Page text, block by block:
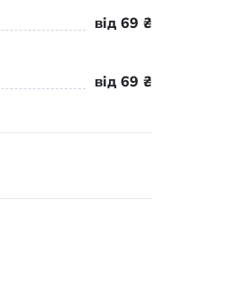
від 69 ₴
від 69 ₴